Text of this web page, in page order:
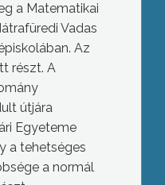
a Matematikai
Vadas
Az
részt. A
útjára
Egyeteme
a tehetséges
a normál